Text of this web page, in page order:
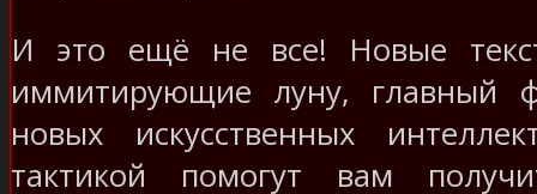
И это ещё не все! Новые
иммитирующие луну, главный
новых искусственных
тактикой помогут вам